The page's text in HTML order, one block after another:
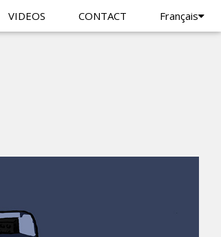
VIDEOS CONTACT Français